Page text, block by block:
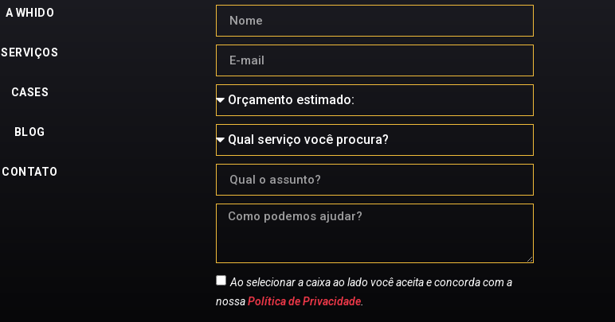
A WHIDO
SERVIÇOS
CASES
BLOG
CONTATO
Ao selecionar a caixa ao lado você aceita e concorda com a
nossaPolítica de Privacidade